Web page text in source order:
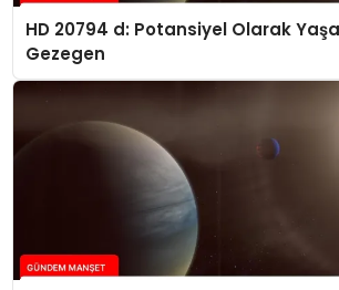
HD 20794 d: Potansiyel Olarak
Gezegen